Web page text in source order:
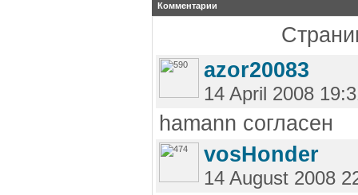
Комментарии
azor20083
14 April 2008
hamann согласен
vosHonder
14 August 2008